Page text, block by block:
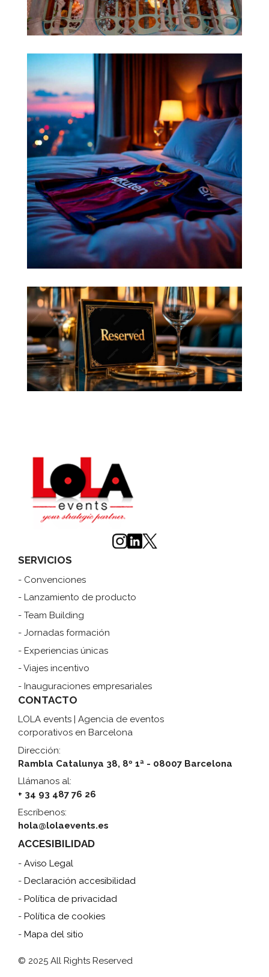
SERVICIOS
- Convenciones
- Lanzamiento de producto
- Team Building
- Jornadas formación
- Experiencias únicas
- Viajes incentivo
- Inauguraciones empresariales
CONTACTO
LOLA events | Agencia de eventos
corporativos en Barcelona
Dirección:
Rambla Catalunya 38, 8º 1ª - 08007 Barcelona
Llámanos al:
+ 34 93 487 76 26
Escríbenos:
hola@lolaevents.es
ACCESIBILIDAD
- Aviso Legal
- Declaración accesibilidad
- Política de privacidad
- Política de cookies
- Mapa del sitio
© 2025 All Rights Reserved